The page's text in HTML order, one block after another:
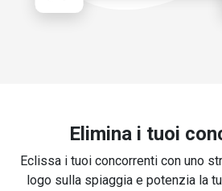
Elimina i tuoi
Eclissa i tuoi concorrenti con uno
logo sulla spiaggia e potenzia la